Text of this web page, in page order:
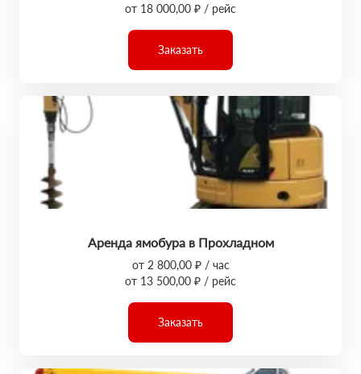
от 18 000,00 ₽ / рейс
Заказать
Аренда ямобура в Прохладном
от 2 800,00 ₽ / час
от 13 500,00 ₽ / рейс
Заказать